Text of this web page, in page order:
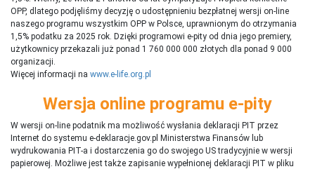
OPP, dlatego podjęliśmy decyzję o udostępnieniu bezpłatnej wersji on-line
naszego programu wszystkim OPP w Polsce, uprawnionym do otrzymania
1,5% podatku za 2025 rok. Dzięki programowi e-pity od dnia jego premiery,
użytkownicy przekazali już ponad 1 760 000 000 złotych dla ponad 9 000
organizacji.
Więcej informacji na www.e-life.org.pl
Wersja online programu e-pity
W wersji on-line podatnik ma możliwość wysłania deklaracji PIT przez
Internet do systemu e-deklaracje.gov.pl Ministerstwa Finansów lub
wydrukowania PIT-a i dostarczenia go do swojego US tradycyjnie w wersji
papierowej. Możliwe jest także zapisanie wypełnionej deklaracji PIT w pliku